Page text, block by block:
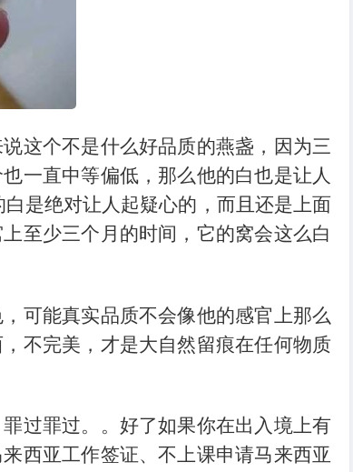
这个不是什么好品质的燕盏，因为三
一直中等偏低，那么他的白也是让人
白是绝对让人起疑心的，而且还是上面
至少三个月的时间，它的窝会这么白
可能真实品质不会像他的感官上那么
不完美，才是大自然留痕在任何物质
过罪过。。好了如果你在出入境上有
西亚工作签证、不上课申请马来西亚